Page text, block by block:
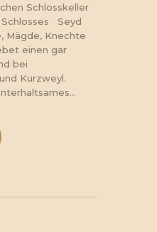
Schlosskeller
Schlosses Seyd
Mägde, Knechte
einen gar
bei
Kurzweyl.